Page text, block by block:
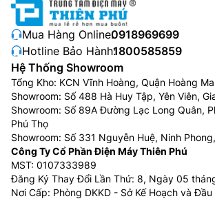
Mua Hàng Online:0918969699
Hotline Bảo Hành:1800585859
Hệ Thống Showroom
Tổng Kho: KCN Vĩnh Hoàng, Quận Hoàng
Showroom: Số 488 Hà Huy Tập, Yên Viên,
Showroom: Số 89A Đường Lạc Long Quân,
Phú Thọ
Showroom: Số 331 Nguyễn Huệ, Ninh
Công Ty Cổ Phần Điện Máy Thiên Phú
MST: 0107333989
Đăng Ký Thay Đổi Lần Thứ: 8, Ngày 05
Nơi Cấp: Phòng DKKD - Sở Kế Hoạch và